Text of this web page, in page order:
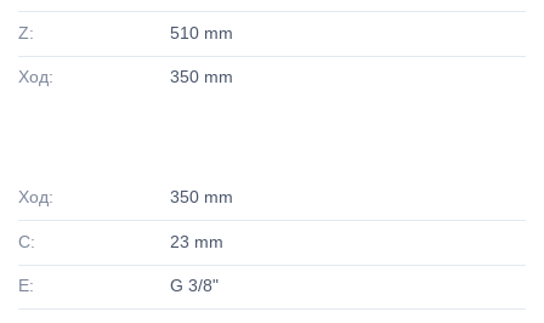
Z: 510 mm
Ход: 350 mm
Ход: 350 mm
C: 23 mm
E: G 3/8"